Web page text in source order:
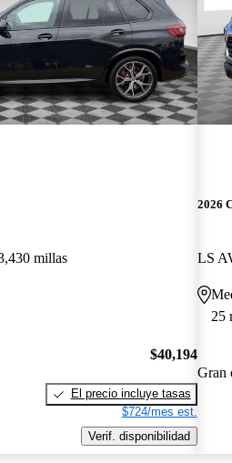
millas
$40,194
El precio incluye tasas
$724/mes est.
Verif. disponibilidad
2026
LS
25
Gran